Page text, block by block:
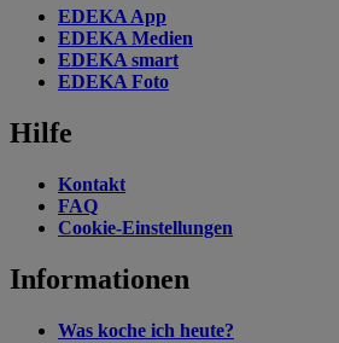
EDEKA App
EDEKA Medien
EDEKA smart
EDEKA Foto
Hilfe
Kontakt
FAQ
Cookie-Einstellungen
Informationen
Was koche ich heute?